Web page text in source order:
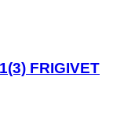
FRIGIVET